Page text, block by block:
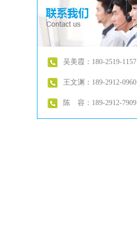
吴美霞：180-2519-1157
王文渊：189-2912-0960
陈 容：189-2912-7909